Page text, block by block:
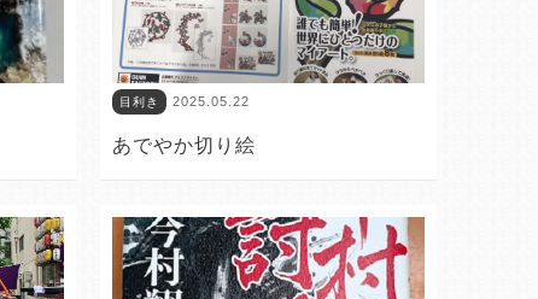
目利き 2025.05.22
あでやか切り絵